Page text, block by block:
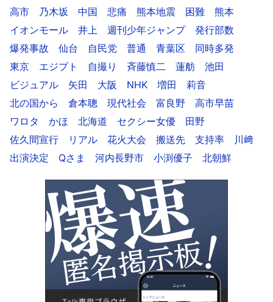
高市
乃木坂 中国 悲痛 熊本地震 困難
熊本
イオンモール
井上 週刊少年ジャンプ
発行部数
爆発事故
仙台 自民党 普通 青葉区
同時多発
東京
エジプト 自撮り 斉藤慎二 蓮舫
池田
ビジュアル
矢田 大阪 NHK 増田
莉音
北の国から
倉本聰 現代社会 富良野
高市早苗
ワロタ
かほ 北海道 セクシー女優
田野
佐久間宣行
リアル 花火大会 搬送先 支持率
川﨑
出演決定
Qさま 河内長野市 小渕優子 北朝鮮